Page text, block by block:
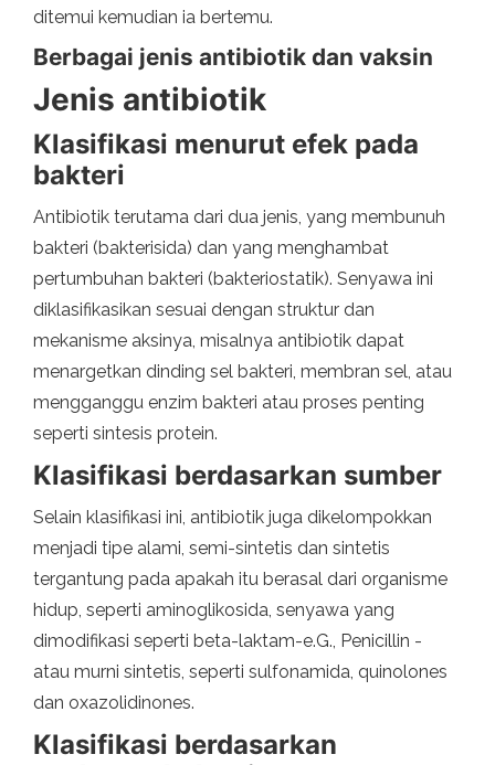
ditemui kemudian ia bertemu.
Berbagai jenis antibiotik dan vaksin
Jenis antibiotik
Klasifikasi menurut efek pada
bakteri
Antibiotik terutama dari dua jenis, yang membunuh
bakteri (bakterisida) dan yang menghambat
pertumbuhan bakteri (bakteriostatik). Senyawa ini
diklasifikasikan sesuai dengan struktur dan
mekanisme aksinya, misalnya antibiotik dapat
menargetkan dinding sel bakteri, membran sel, atau
mengganggu enzim bakteri atau proses penting
seperti sintesis protein.
Klasifikasi berdasarkan sumber
Selain klasifikasi ini, antibiotik juga dikelompokkan
menjadi tipe alami, semi-sintetis dan sintetis
tergantung pada apakah itu berasal dari organisme
hidup, seperti aminoglikosida, senyawa yang
dimodifikasi seperti beta-laktam-e.G., Penicillin -
atau murni sintetis, seperti sulfonamida, quinolones
dan oxazolidinones.
Klasifikasi berdasarkan